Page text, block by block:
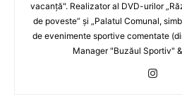
vacanţă". Realizator al DVD-urilor
de poveste” şi „Palatul Comunal,
de evenimente sportive comentate
Manager "Buzăul Sportiv"